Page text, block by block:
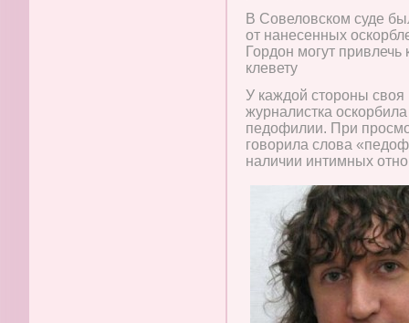
В Совеловском суде
от нанесенных
Гордон могут привлечь
клевету
У каждой стороны своя
журналистка
педофилии. При
говорила слова
наличии интимных